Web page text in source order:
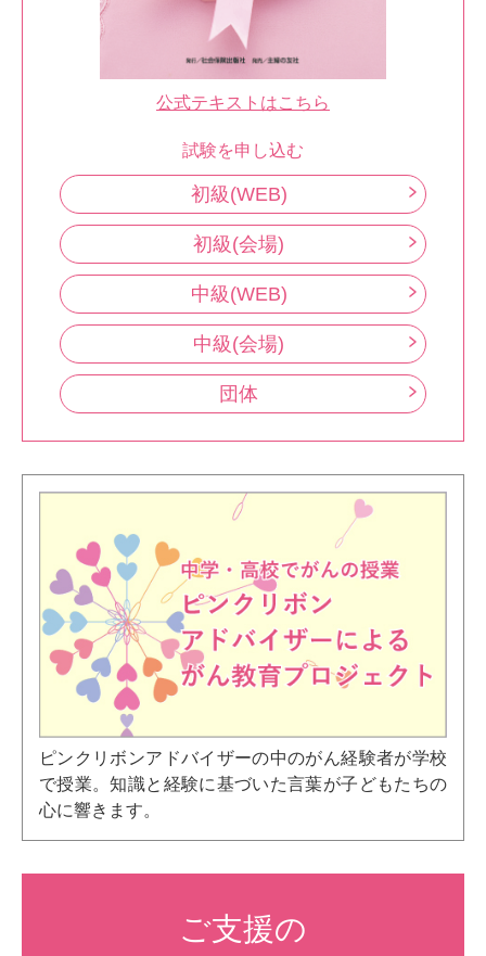
公式テキストはこちら
試験を申し込む
初級(WEB)
初級(会場)
中級(WEB)
中級(会場)
団体
ピンクリボンアドバイザーの中のがん経験者が学校
で授業。知識と経験に基づいた言葉が子どもたちの
心に響きます。
ご支援の